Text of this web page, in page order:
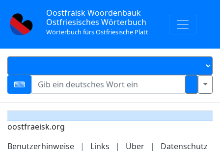
Oostfräisk Woordenbauk
Ostfriesisches Wörterbuch
Wörterbuch fürs Ostfriesische Platt
oostfraeisk.org
Benutzerhinweise
| Links | Über | Datenschutz